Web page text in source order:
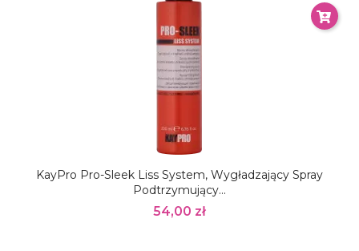
KayPro Pro-Sleek Liss System, Wygładzający Spray
Podtrzymujący...
54,00 zł